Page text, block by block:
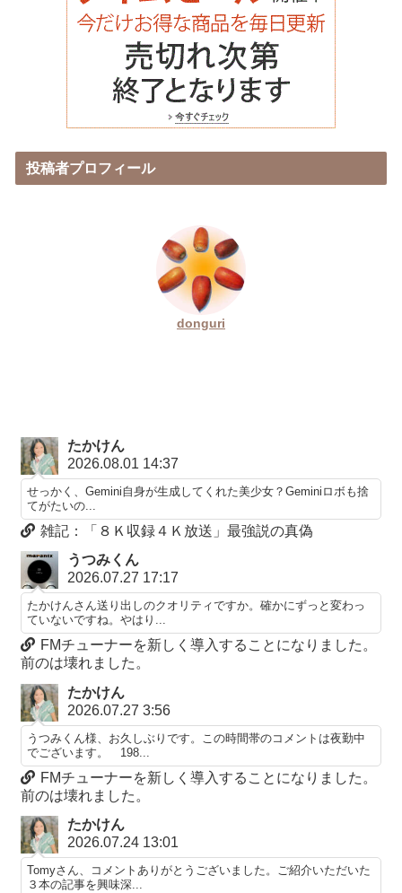
投稿者プロフィール
donguri
たかけん
2026.08.01 14:37
せっかく、Gemini自身が生成してくれた美少女？Geminiロボも捨
てがたいの...
雑記：「８Ｋ収録４Ｋ放送」最強説の真偽
うつみくん
2026.07.27 17:17
たかけんさん送り出しのクオリティですか。確かにずっと変わっ
ていないですね。やはり...
FMチューナーを新しく導入することになりました。
前のは壊れました。
たかけん
2026.07.27 3:56
うつみくん様、お久しぶりです。この時間帯のコメントは夜勤中
でございます。 198...
FMチューナーを新しく導入することになりました。
前のは壊れました。
たかけん
2026.07.24 13:01
Tomyさん、コメントありがとうございました。ご紹介いただいた
３本の記事を興味深...